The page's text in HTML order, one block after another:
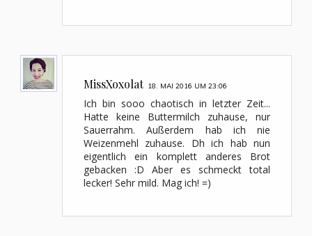
MissXoxolat 18. MAI 2016 UM 23:06
Ich bin sooo chaotisch in letzter Zeit...
Hatte keine Buttermilch zuhause, nur
Sauerrahm. Außerdem hab ich nie
Weizenmehl zuhause. Dh ich hab nun
eigentlich ein komplett anderes Brot
gebacken :D Aber es schmeckt total
lecker! Sehr mild. Mag ich! =)